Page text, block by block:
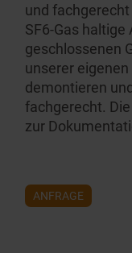
und
SF6-Gas
geschlossenen
unserer
demontieren
fachgerecht.
zur
ANFRAGE